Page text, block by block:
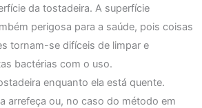
da tostadeira. A superfície
perigosa para a saúde, pois coisas
tornam-se difíceis de limpar e
bactérias com o uso.
enquanto ela está quente.
arrefeça ou, no caso do método em